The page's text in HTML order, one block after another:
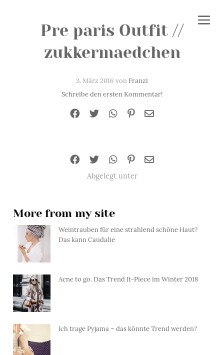
Pre paris Outfit //
zukkermaedchen
3. März 2016 vonFranzi
Schreibe den ersten Kommentar!
Abgelegt unter
More from my site
Weintrauben für eine strahlend schöne Haut?
Das kann Caudalie
Acne to go. Das Trend It-Piece im Winter 2018
Ich trage Pyjama – das könnte Trend werden?